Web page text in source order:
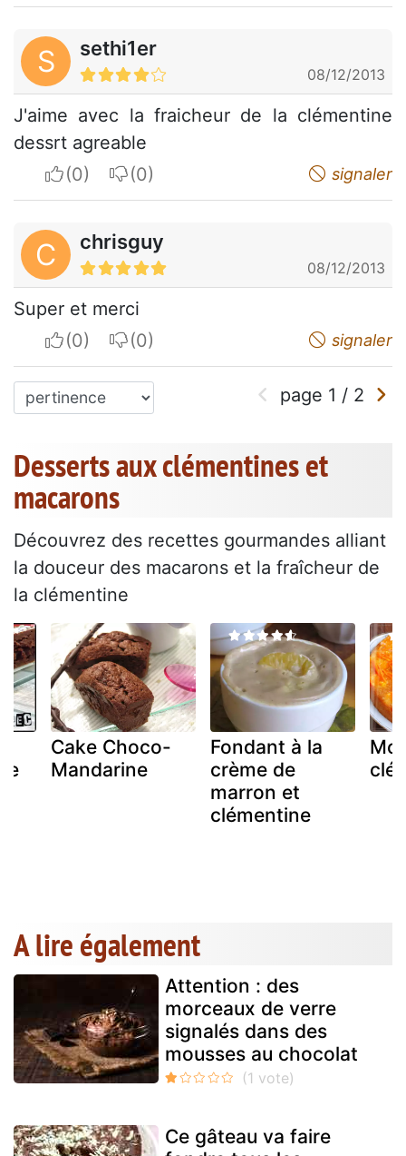
S sethi1er
08/12/2013
J'aime avec la fraicheur de la clémentine
dessrt agreable
I apreciateI do not appreciate signaler
C chrisguy
08/12/2013
Super et merci
I apreciateI do not appreciate signaler
page 1 / 2
Desserts aux clémentines et
macarons
Découvrez des recettes gourmandes alliant
la douceur des macarons et la fraîcheur de
la clémentine
Cake Choco-
Mandarine
Fondant à la
crème de
marron et
clémentine
A lire également
Attention : des
morceaux de verre
signalés dans des
mousses au chocolat
Ce gâteau va faire